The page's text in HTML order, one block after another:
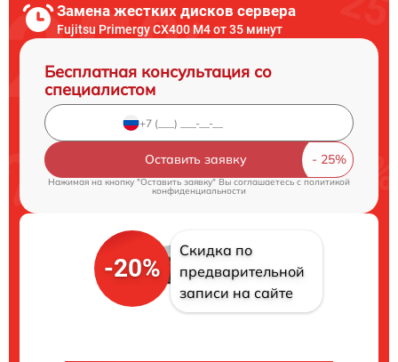
Замена жестких дисков сервера
Fujitsu Primergy CX400 M4 от 35 минут
Бесплатная консультация со
специалистом
Оставить заявку
Нажимая на кнопку "Оставить заявку" Вы соглашаетесь cполитикой
конфиденциальности
-20%
Скидка по
предварительной
записи на сайте